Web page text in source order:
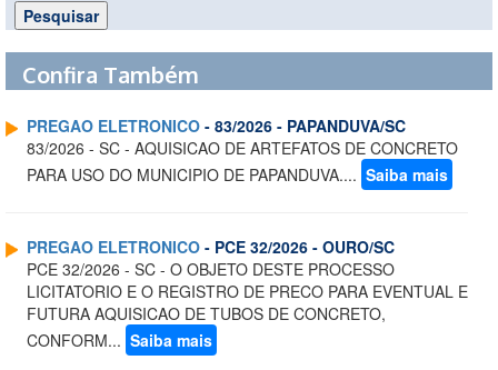
Confira Também
PREGAO ELETRONICO - 83/2026 - PAPANDUVA/SC
83/2026 - SC - AQUISICAO DE ARTEFATOS DE CONCRETO
PARA USO DO MUNICIPIO DE PAPANDUVA.... Saiba mais
PREGAO ELETRONICO - PCE 32/2026 - OURO/SC
PCE 32/2026 - SC - O OBJETO DESTE PROCESSO
LICITATORIO E O REGISTRO DE PRECO PARA EVENTUAL E
FUTURA AQUISICAO DE TUBOS DE CONCRETO,
CONFORM... Saiba mais